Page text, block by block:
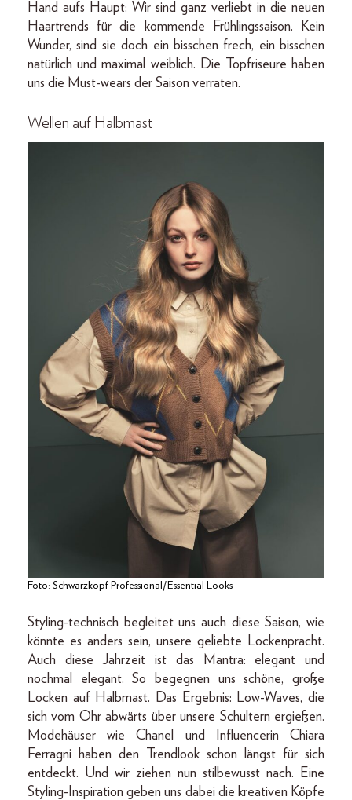
Hand aufs Haupt: Wir sind ganz verliebt in die neuen
Haartrends für die kommende Frühlingssaison. Kein
Wunder, sind sie doch ein bisschen frech, ein bisschen
natürlich und maximal weiblich. Die Topfriseure haben
uns die Must-wears der Saison verraten.
Wellen auf Halbmast
Foto: Schwarzkopf Professional/Essential Looks
Styling-technisch begleitet uns auch diese Saison, wie
könnte es anders sein, unsere geliebte Lockenpracht.
Auch diese Jahrzeit ist das Mantra: elegant und
nochmal elegant. So begegnen uns schöne, große
Locken auf Halbmast. Das Ergebnis: Low-Waves, die
sich vom Ohr abwärts über unsere Schultern ergießen.
Modehäuser wie Chanel und Influencerin Chiara
Ferragni haben den Trendlook schon längst für sich
entdeckt. Und wir ziehen nun stilbewusst nach. Eine
Styling-Inspiration geben uns dabei die kreativen Köpfe